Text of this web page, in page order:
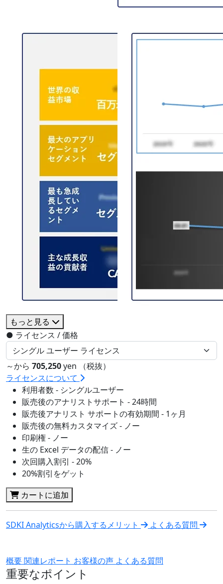
もっと見る
● ライセンス / 価格
～から 705,250yen （税抜）
ライセンスについて
利用者数 - シングルユーザー
販売後のアナリストサポート - 24時間
販売後アナリスト サポートの有効期間 - 1ヶ月
販売後の無料カスタマイズ - ノー
印刷権 - ノー
生の Excel データの配信 - ノー
次回購入割引 - 20%
20%割引をゲット
カートに追加
SDKI Analyticsから購入するメリット よくある質問
概要関連レポート お客様の声 よくある質問
重要なポイント